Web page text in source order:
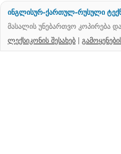
ინგლისურ-ქართულ-რუსული
მასალის უნებართვო კოპირება
ლექსიკონის შესახებ |